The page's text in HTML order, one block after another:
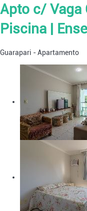
Apto c/ Vaga
Piscina |
Guarapari -Apartamento